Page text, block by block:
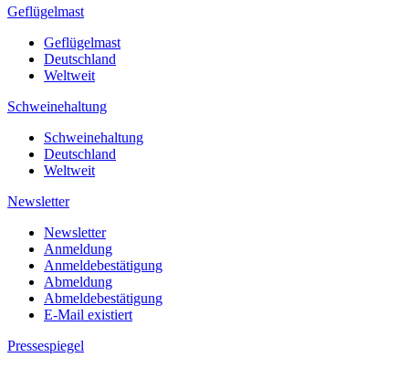
Geflügelmast
Geflügelmast
Deutschland
Weltweit
Schweinehaltung
Schweinehaltung
Deutschland
Weltweit
Newsletter
Newsletter
Anmeldung
Anmeldebestätigung
Abmeldung
Abmeldebestätigung
E-Mail existiert
Pressespiegel